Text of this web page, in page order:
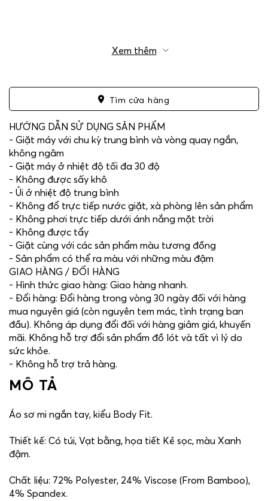
Xem thêm
Tìm cửa hàng
HƯỚNG DẪN SỬ DỤNG SẢN PHẨM
- Giặt máy với chu kỳ trung bình và vòng quay ngắn,
không ngâm
- Giặt máy ở nhiệt độ tối đa 30 độ
- Không được sấy khô
- Ủi ở nhiệt độ trung bình
- Không đổ trực tiếp nước giặt, xà phòng lên sản phẩm
- Không phơi trực tiếp dưới ánh nắng mặt trời
- Không được tẩy
- Giặt cùng với các sản phẩm màu tương đồng
- Sản phẩm có thể ra màu với những màu đậm
GIAO HÀNG / ĐỔI HÀNG
- Hình thức giao hàng: Giao hàng nhanh.
- Đổi hàng: Đổi hàng trong vòng 30 ngày đối với hàng
mua nguyên giá (còn nguyên tem mác, tình trạng ban
đầu). Không áp dụng đổi đối với hàng giảm giá, khuyến
mãi. Không hỗ trợ đổi sản phẩm đồ lót và tất vì lý do
sức khỏe.
- Không hỗ trợ trả hàng.
MÔ TẢ
Áo sơ mi ngắn tay, kiểu Body Fit.
Thiết kế: Có túi, Vạt bằng, họa tiết Kẻ sọc, màu Xanh
đậm.
Chất liệu: 72% Polyester, 24% Viscose (From Bamboo),
4% Spandex.